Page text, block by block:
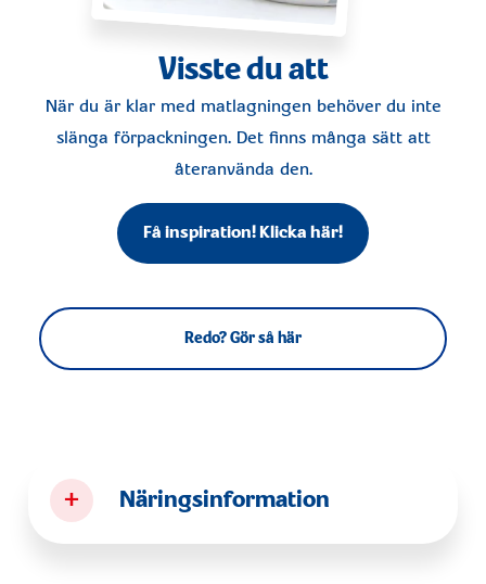
Visste du att
När du är klar med matlagningen behöver du inte
slänga förpackningen. Det finns många sätt att
återanvända den.
Få inspiration! Klicka här!
Redo? Gör så här
+ Näringsinformation